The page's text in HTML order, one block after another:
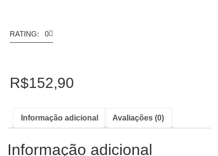
RATING: 0
R$152,90
Informação adicional Avaliações (0)
Informação adicional